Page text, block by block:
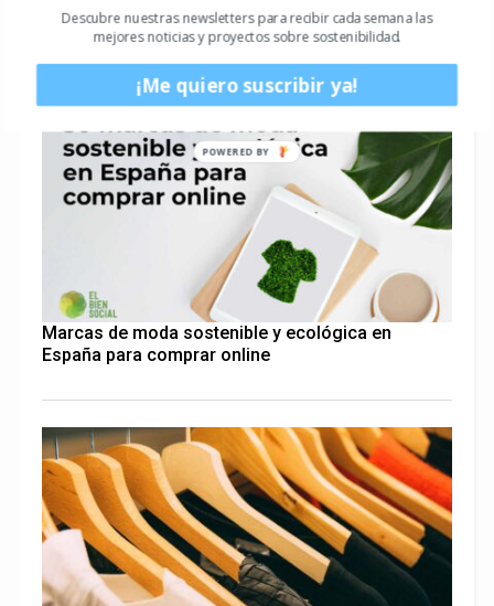
LOS MÁS LEÍDOS
Marcas de moda sostenible y ecológica en
España para comprar online
Descubre nuestras newsletters para recibir cada semana las
mejores noticias y proyectos sobre sostenibilidad.
¡Me quiero suscribir ya!
POWERED BY